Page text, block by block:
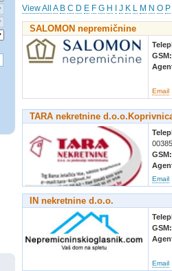
View All A B C D E F G H J K L M N O P
SALOMON nepremičnine
GSM:
Email
TARA nekretnine
GSM:
Email
IN nekretnine d.o.o.
GSM:
Email